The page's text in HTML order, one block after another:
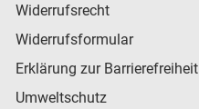
Widerrufsrecht
Widerrufsformular
Erklärung zur Barrierefreiheit
Umweltschutz